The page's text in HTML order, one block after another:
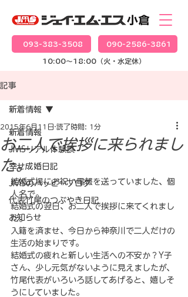
093-383-3508 090-2586-3861
10:00～18:00（火・水定休）
記事
新着情報
JMSリアル体験談
幸せ成婚日記
JMSのハッピーブログ
代表竹尾のつぶやき日記
お知らせ
新着情報
お二人で挨拶に来られまし
た。
2015年6月11日 読了時間: 1分
結婚式場にお祝い電報を送っていました、個
人名で。
結婚式の翌日、お二人で挨拶に来てくれまし
た。
入籍を済ませ、今日から神奈川で二人だけの
生活の始まりです。
結婚式の疲れと新しい生活への不安か？Y子
さん、少し元気がないように見えましたが、
竹尾代表がいろいろ話してあげると、嬉しそ
うにしていました。